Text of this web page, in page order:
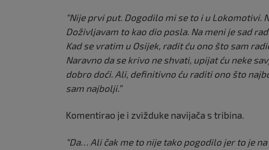
“Nije prvi put. Dogodilo mi se to i u Lokomotivi.
Doživljavam to kao dio posla. Na meni je sad
Kad se vratim u Osijek, radit ću ono što sam
Naravno da se krivo ne shvati, upijat ću neke
dobro doći. Ali, definitivno ću raditi ono što
sam najbolji.”
Komentirao je i zvižduke navijača s tribina.
“Da… Ali čak me to nije tako pogodilo jer to je